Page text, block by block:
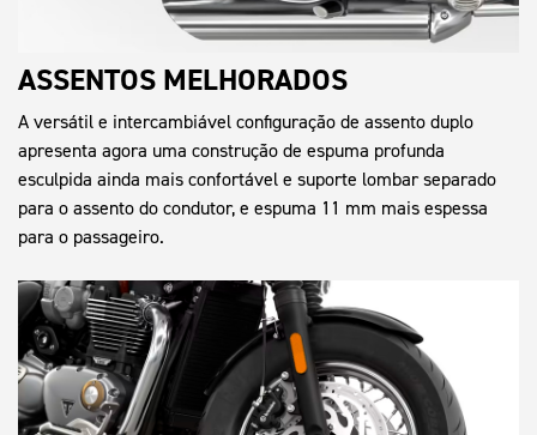
ASSENTOS MELHORADOS
A versátil e intercambiável configuração de assento duplo
apresenta agora uma construção de espuma profunda
esculpida ainda mais confortável e suporte lombar separado
para o assento do condutor, e espuma 11 mm mais espessa
para o passageiro.